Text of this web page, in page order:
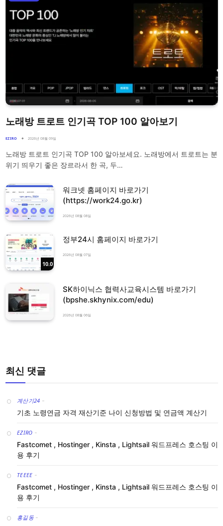
노래방 트로트 인기곡 TOP 100 알아보기
EZIRO 2026년 08월 09일
노래방 트로트 인기곡 TOP 100 알아보세요. 노래방에서 트로트는 분
위기 띄우기 좋은 장르라서 한 곡, 두…
워크넷 홈페이지 바로가기
(https://work24.go.kr)
2026년 08월 08일
10.0
정부24시 홈페이지 바로가기
2026년 08월 07일
SK하이닉스 협력사교육시스템 바로가기
(bpshe.skhynix.com/edu)
2026년 08월 06일
최신 댓글
계산기24 -
기초 노령연금 자격 재산기준 나이 신청방법 및 연금액 계산기
EZIRO -
Fastcomet , Hostinger , Kinsta , Lightsail 워드프레스 호스팅 이
용 후기
TEEEE -
Fastcomet , Hostinger , Kinsta , Lightsail 워드프레스 호스팅 이
용 후기
홍길동 -